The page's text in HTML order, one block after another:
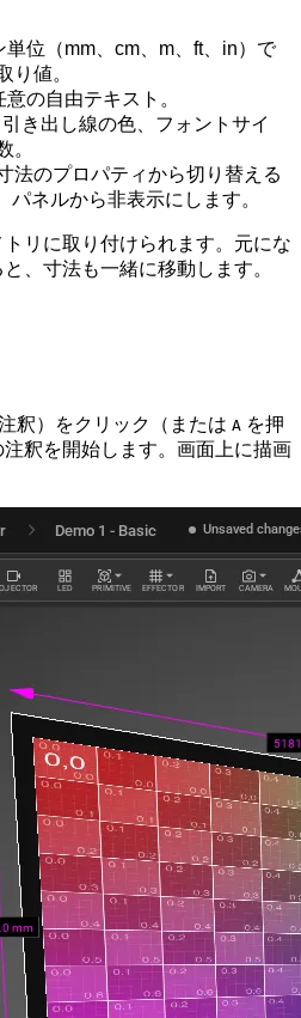
単位（mm、cm、m、ft、in）で
り値。
意の自由テキスト。
引き出し線の色、フォントサイ
。
法のプロパティから切り替える
ネルから非表示にします。
リに取り付けられます。元にな
、寸法も一緒に移動します。
注釈）をクリック（または A を押
釈を開始します。画面上に描画